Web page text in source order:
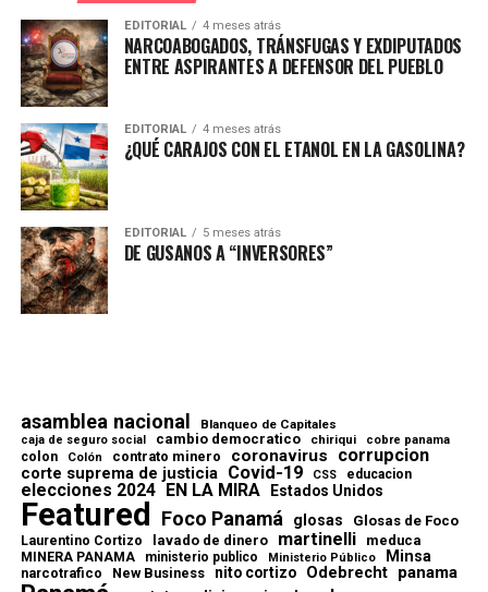
EDITORIAL 4 meses atrás
NARCOABOGADOS, TRÁNSFUGAS Y EXDIPUTADOS
ENTRE ASPIRANTES A DEFENSOR DEL PUEBLO
EDITORIAL 4 meses atrás
¿QUÉ CARAJOS CON EL ETANOL EN LA GASOLINA?
EDITORIAL 5 meses atrás
DE GUSANOS A “INVERSORES”
asamblea nacional Blanqueo de Capitales
caja de seguro social cambio democratico chiriqui cobre panama
colon Colón contrato minero coronavirus corrupcion
corte suprema de justicia Covid-19 CSS educacion
elecciones 2024 EN LA MIRA Estados Unidos
Featured Foco Panamá glosas Glosas de Foco
Laurentino Cortizo lavado de dinero martinelli meduca
MINERA PANAMA ministerio publico Ministerio Público Minsa
narcotrafico New Business nito cortizo Odebrecht panama